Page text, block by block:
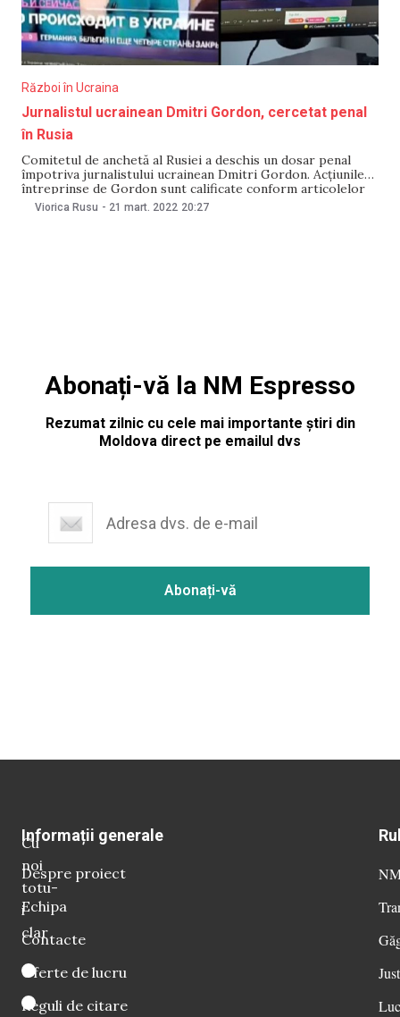
Război în Ucraina
Jurnalistul ucrainean Dmitri Gordon, cercetat penal
în Rusia
Comitetul de anchetă al Rusiei a deschis un dosar penal
împotriva jurnalistului ucrainean Dmitri Gordon. Acțiunile
întreprinse de Gordon sunt calificate conform articolelor
din Codul penal. „În acțiunile sale, există elemente de
Viorica Rusu - 21 mart. 2022 20:27
Abonați-vă la NM Espresso
Rezumat zilnic cu cele mai importante știri din
Moldova direct pe emailul dvs
Cu
noi
totu-
i
clar
Informații generale
Despre proiect
Echipa
Contacte
Oferte de lucru
Reguli de citare